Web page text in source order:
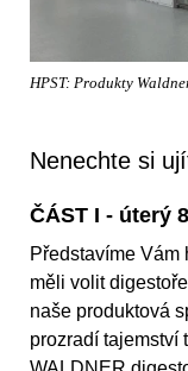
HPST: Produkty
Nenechte si
ČÁST I - úterý
Představíme Vám
měli volit
naše produktová
prozradí tajemství